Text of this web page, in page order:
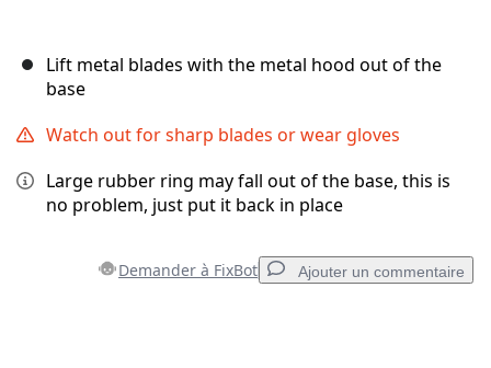
Lift metal blades with the metal hood out of the
base
Watch out for sharp blades or wear gloves
Large rubber ring may fall out of the base, this is
no problem, just put it back in place
Demander à FixBot Ajouter un commentaire